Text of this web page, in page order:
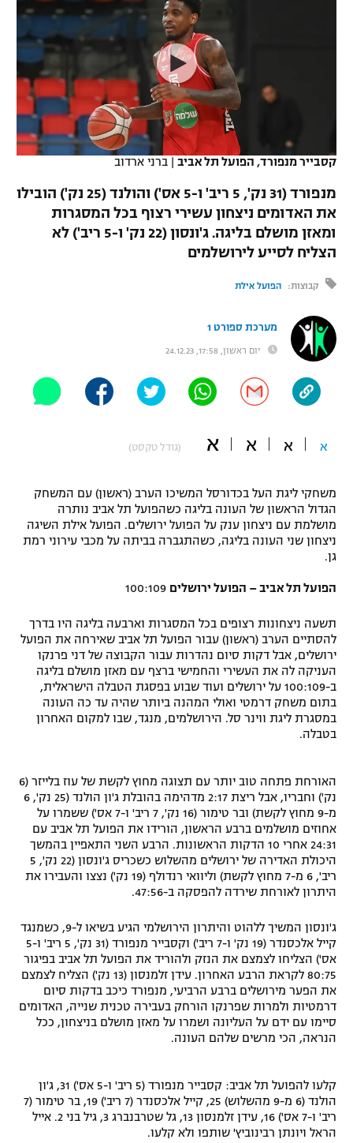
תוצאות
לוח שידורים
"מעל הליגה" – פודקאסט
"מחצית בשכונה" – פודקאסט
תקנון עבור פעילות אלקטרה
תקנון עבור פעילות ספורט 1 – "מרלן"
גיימינג E-Sports
תנאי שימוש
מדיניות פרטיות
תקנון פעילות ספורט 1
רשיון להקרנה פומבית לבית עסק
לוח דרושים – ג'ובנט
תגיות
המגזין
בית"ר ירושלים
הפועל תל אביב
הפועל חיפה
הפועל באר שבע
מכבי נתניה
בני יהודה
ליגה הולנדית
ליגה טורקית
הפועל חולון
דני אבדיה
שחייה
ג'ודו
אגרוף
היאבקות WWE
אופניים
פוטבול אמריקאי NFL
בייסבול MLB
גיימינג E-Sports
קסבייר מנפורד, הפועל תל אביב | ברני ארדוב
מנפורד (31 נק', 5 ריב' ו-5 אס') והולנד (25 נק') הובילו
את האדומים ניצחון עשירי רצוף בכל המסגרות
ומאזן מושלם בליגה. ג'ונסון (22 נק' ו-5 ריב') לא
הצליח לסייע לירושלמים
קבוצות: הפועל אילת
מערכת ספורט 1
יום ראשון, 17:58, 24.12.23
א א א א (גודל טקסט)
משחקי ליגת העל בכדורסל המשיכו הערב (ראשון) עם המשחק
הגדול הראשון של העונה בליגה כשהפועל תל אביב נותרה
מושלמת עם ניצחון ענק על הפועל ירושלים. הפועל אילת השיגה
ניצחון שני העונה בליגה, כשהתגברה בביתה על מכבי עירוני רמת
גן.
הפועל תל אביב – הפועל ירושלים
תשעה ניצחונות רצופים בכל המסגרות וארבעה בליגה היו בדרך
להסתיים הערב (ראשון) עבור הפועל תל אביב שאירחה את הפועל
ירושלים, אבל דקות סיום נהדרות עבור הקבוצה של דני פרנקו
העניקה לה את העשירי והחמישי ברצף עם מאזן מושלם בליגה
ב-100:109 על ירושלים ועוד שבוע בפסגת הטבלה הישראלית,
בתום משחק דרמטי ואולי המהנה ביותר שהיה עד כה העונה
במסגרת ליגת ווינר סל. הירושלמים, מנגד, שבו למקום האחרון
בטבלה.
האורחת פתחה טוב יותר עם תצוגה מחוץ לקשת של עוז בלייזר (6
נק') וחבריו, אבל ריצת 2:17 מדהימה בהובלת ג'ון הולנד (25 נק', 6
מ-9 מחוץ לקשת) ובר טימור (16 נק', 7 ריב' ו-7 אס') ששמרו על
אחוזים מושלמים ברבע הראשון, הורידו את הפועל תל אביב עם
24:31 אחרי 10 הדקות הראשונות. הרבע השני התאפיין בהמשך
היכולת האדירה של ירושלים מהשלוש כשכריס ג'ונסון (22 נק', 5
ריב', 6 מ-7 מחוץ לקשת) וליוואי רנדולף (19 נק') נצצו והעבירו את
היתרון לאורחת שירדה להפסקה ב-47:56.
ג'ונסון המשיך ללהוט והיתרון הירושלמי הגיע בשיאו ל-9, כשמנגד
קייל אלכסנדר (19 נק' ו-7 ריב') וקסבייר מנפורד (31 נק', 5 ריב' ו-5
אס') הצליחו לצמצם את הנזק ולהוריד את הפועל תל אביב בפיגור
80:75 לקראת הרבע האחרון. עידן זלמנסון (13 נק') הצליח לצמצם
את הפער מירושלים ברבע הרביעי, מנפורד כיכב בדקות סיום
דרמטיות ולמרות שפרנקו הורחק בעבירה טכנית שנייה, האדומים
סיימו עם ידם על העליונה ושמרו על מאזן מושלם בניצחון, ככל
הנראה, הכי מרשים שלהם העונה.
קלעו להפועל תל אביב: קסבייר מנפורד (5 ריב' ו-5 אס') 31, ג'ון
הולנד (6 מ-9 מהשלוש) 25, קייל אלכסנדר (7 ריב') 19, בר טימור (7
ריב' ו-7 אס') 16, עידן זלמנסון 13, גל שטרבנברג 3, גיל בני 2. אייל
הראל ויונתן רבינוביץ' שותפו ולא קלעו.